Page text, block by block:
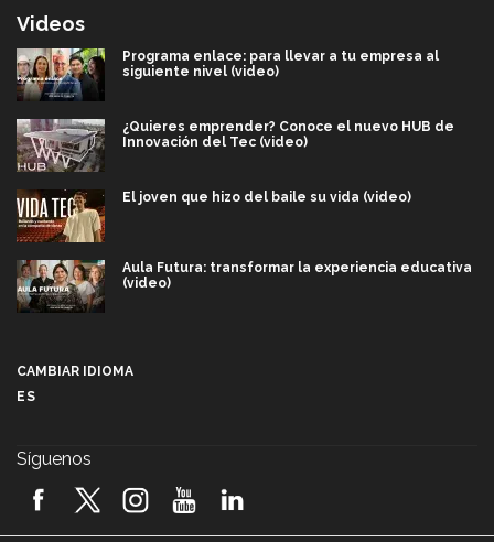
Videos
Programa enlace: para llevar a tu empresa al
siguiente nivel (video)
¿Quieres emprender? Conoce el nuevo HUB de
Innovación del Tec (video)
El joven que hizo del baile su vida (video)
Aula Futura: transformar la experiencia educativa
(video)
2026! (video)
CAMBIAR IDIOMA
ES
Síguenos